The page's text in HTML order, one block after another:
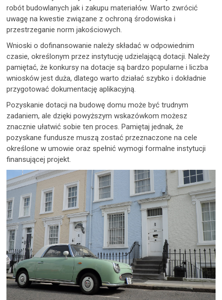
robót budowlanych jak i zakupu materiałów. Warto zwrócić
uwagę na kwestie związane z ochroną środowiska i
przestrzeganie norm jakościowych.
Wnioski o dofinansowanie należy składać w odpowiednim
czasie, określonym przez instytucję udzielającą dotacji. Należy
pamiętać, że konkursy na dotacje są bardzo popularne i liczba
wniosków jest duża, dlatego warto działać szybko i dokładnie
przygotować dokumentację aplikacyjną.
Pozyskanie dotacji na budowę domu może być trudnym
zadaniem, ale dzięki powyższym wskazówkom możesz
znacznie ułatwić sobie ten proces. Pamiętaj jednak, że
pozyskane fundusze muszą zostać przeznaczone na cele
określone w umowie oraz spełnić wymogi formalne instytucji
finansującej projekt.